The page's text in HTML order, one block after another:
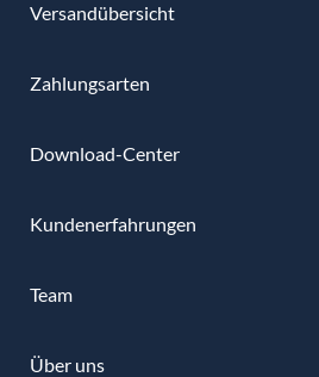
Versandübersicht
Zahlungsarten
Download-Center
Kundenerfahrungen
Team
Über uns